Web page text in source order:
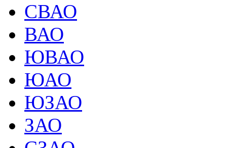
СВАО
ВАО
ЮВАО
ЮАО
ЮЗАО
ЗАО